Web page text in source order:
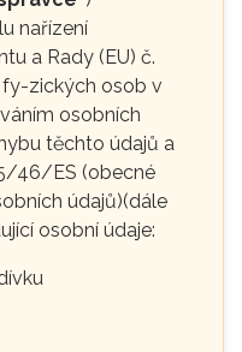
nařízení
a Rady (EU) č.
zických osob v
osobních
těchto údajů a
46/ES (obecné
údajů)(dále
osobní údaje: